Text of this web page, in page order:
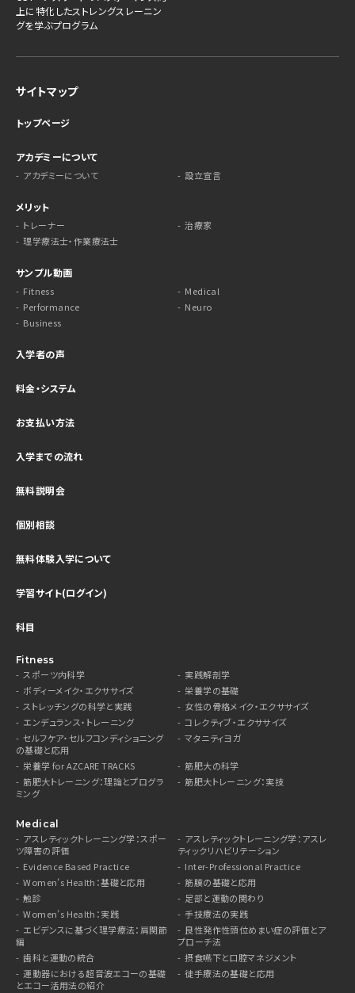
上に特化したストレングスレーニン
グを学ぶプログラム
サイトマップ
トップページ
アカデミーについて
アカデミーについて 設立宣言
メリット
トレーナー
治療家
理学療法士・作業療法士
サンプル動画
Fitness
Medical
Performance
Neuro
Business
入学者の声
料金・システム
お支払い方法
入学までの流れ
無料説明会
個別相談
無料体験入学について
学習サイト(ログイン)
科目
Fitness
スポーツ内科学
実践解剖学
ボディーメイク・エクササイズ
栄養学の基礎
ストレッチングの科学と実践
女性の骨格メイク・エクササイズ
エンデュランス・トレーニング
コレクティブ・エクササイズ
セルフケア・セルフコンディショニング
の基礎と応用
マタニティヨガ
栄養学 for AZCARE TRACKS
筋肥大の科学
筋肥大トレーニング：理論とプログラ
ミング
筋肥大トレーニング：実技
Medical
アスレティックトレーニング学：スポー
ツ障害の評価
アスレティックトレーニング学：アスレ
ティックリハビリテーション
Evidence Based Practice
Inter-Professional Practice
Women’s Health：基礎と応用
筋膜の基礎と応用
触診
足部と運動の関わり
Women’s Health：実践
手技療法の実践
エビデンスに基づく理学療法：肩関節
編
良性発作性頭位めまい症の評価とア
プローチ法
歯科と運動の統合
摂食嚥下と口腔マネジメント
運動器における超音波エコーの基礎
とエコー活用法の紹介
徒手療法の基礎と応用